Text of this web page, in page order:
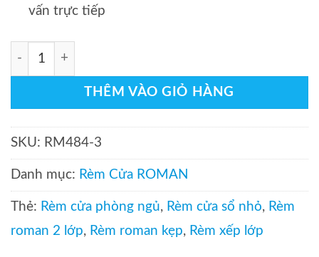
vấn trực tiếp
Rèm cửa sổ roman 2 lớp có yếm RM484-3: Phong cách
THÊM VÀO GIỎ HÀNG
SKU: RM484-3
Danh mục: Rèm Cửa ROMAN
Thẻ: Rèm cửa phòng ngủ, Rèm cửa sổ nhỏ, Rèm
roman 2 lớp, Rèm roman kẹp, Rèm xếp lớp